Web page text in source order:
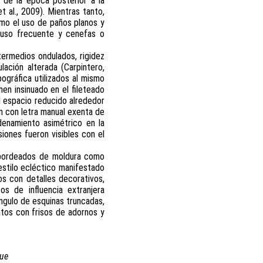
al., 2009). Mientras tanto,
el uso de paños planos y
frecuente y cenefas o
ondulados, rigidez
alterada (Carpintero,
utilizados al mismo
insinuado en el fileteado
reducido alrededor
letra manual exenta de
asimétrico en la
fueron visibles con el
de moldura como
ecléctico manifestado
con detalles decorativos,
de influencia extranjera
de esquinas truncadas,
con frisos de adornos y